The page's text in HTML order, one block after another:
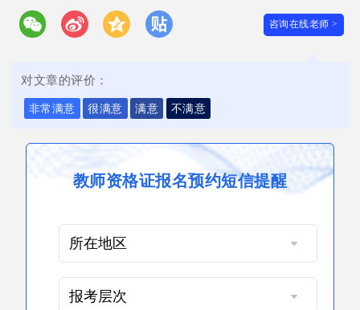
咨询在线老师 >
对文章的评价：
非常满意 很满意 满意 不满意
教师资格证报名预约短信提醒